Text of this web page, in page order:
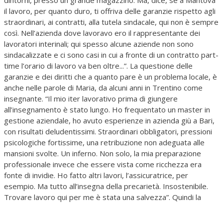
il lavoro, per quanto duro, ti offriva delle garanzie rispetto agli
straordinari, ai contratti, alla tutela sindacale, qui non è sempre
così. Nell’azienda dove lavoravo ero il rappresentante dei
lavoratori interinali; qui spesso alcune aziende non sono
sindacalizzate e ci sono casi in cui a fronte di un contratto part-
time l’orario di lavoro va ben oltre...”. La questione delle
garanzie e dei diritti che a quanto pare è un problema locale, è
anche nelle parole di Maria, da alcuni anni in Trentino come
insegnante. “Il mio iter lavorativo prima di giungere
all’insegnamento è stato lungo. Ho frequentato un master in
gestione aziendale, ho avuto esperienze in azienda giù a Bari,
con risultati deludentissimi. Straordinari obbligatori, pressioni
psicologiche fortissime, una retribuzione non adeguata alle
mansioni svolte. Un inferno. Non solo, la mia preparazione
professionale invece che essere vista come ricchezza era
fonte di invidie. Ho fatto altri lavori, l’assicuratrice, per
esempio. Ma tutto all’insegna della precarietà. Insostenibile.
Trovare lavoro qui per me è stata una salvezza”. Quindi la